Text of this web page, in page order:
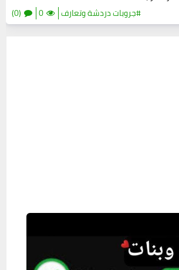
#جروبات دردشة وتعارف
0
(0)